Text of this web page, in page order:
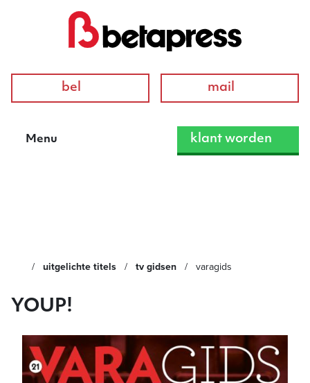
bel mail
Menu klant worden
uitgelichte titels tv gidsen varagids
YOUP!